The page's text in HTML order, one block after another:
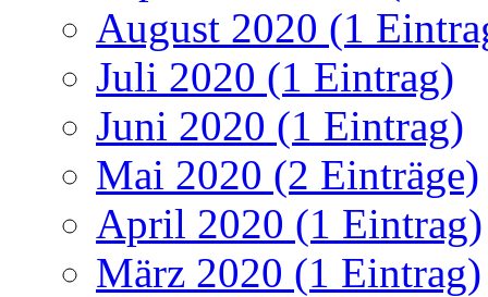
August 2020 (1
Juli 2020 (1 Eintrag)
Juni 2020 (1 Eintrag)
Mai 2020 (2 Einträge)
April 2020 (1 Eintrag)
März 2020 (1 Eintrag)